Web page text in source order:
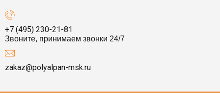
+7 (495) 230-21-81
Звоните, принимаем звонки 24/7
zakaz@polyalpan-msk.ru